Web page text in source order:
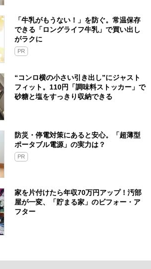
「牛乳がもうない！」を防ぐ。常温保存
できる「ロングライフ牛乳」で買い出し
がラクに
PR
“コンロ横の小さい引き出し”にジャスト
フィット。110円「調味料ストッカー」で
砂糖と塩をすっきり収納できる
防災・停電対策にあると安心。「超薄型
ポータブル電源」の実力は？​
PR
家を片付けたら年収70万円アップ！汚部
屋が一変、「貯まる家」のビフォー・ア
フター